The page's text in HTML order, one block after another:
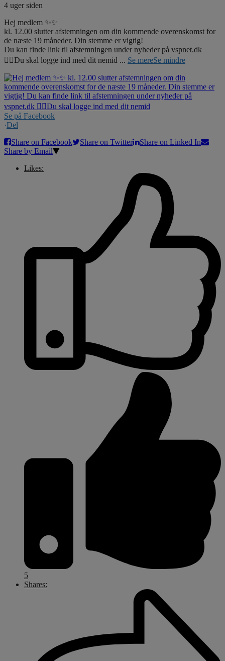
4 uger siden
Hej medlem ✨✨
kl. 12.00 slutter afstemningen om din kommende overenskomst for
de næste 19 måneder. Din stemme er vigtig!
Du kan finde link til afstemningen under nyheder på vspnet.dk
☝🏼Du skal logge ind med dit nemid ... Se mereSe mindre
Se på Facebook
·Del
Share on Facebook
Share on Twitter
Share on Linked In
Share by Email
Likes:
5
Shares: